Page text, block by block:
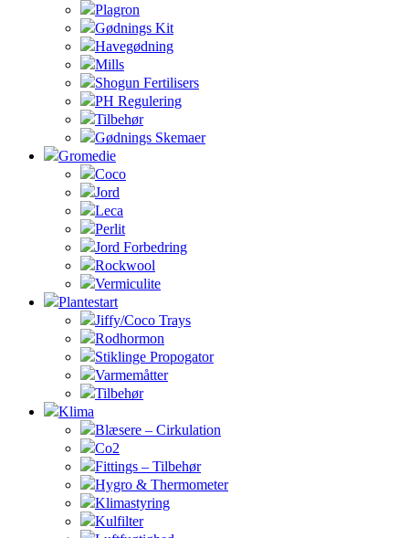
Plagron
Gødnings Kit
Havegødning
Mills
Shogun Fertilisers
PH Regulering
Tilbehør
Gødnings Skemaer
Gromedie
Coco
Jord
Leca
Perlit
Jord Forbedring
Rockwool
Vermiculite
Plantestart
Jiffy/Coco Trays
Rodhormon
Stiklinge Propogator
Varmemåtter
Tilbehør
Klima
Blæsere – Cirkulation
Co2
Fittings – Tilbehør
Hygro & Thermometer
Klimastyring
Kulfilter